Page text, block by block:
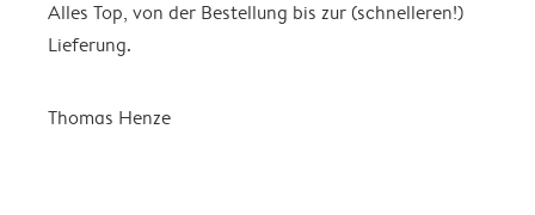
Alles Top, von der Bestellung bis zur (schnelleren!)
Lieferung.
Thomas Henze